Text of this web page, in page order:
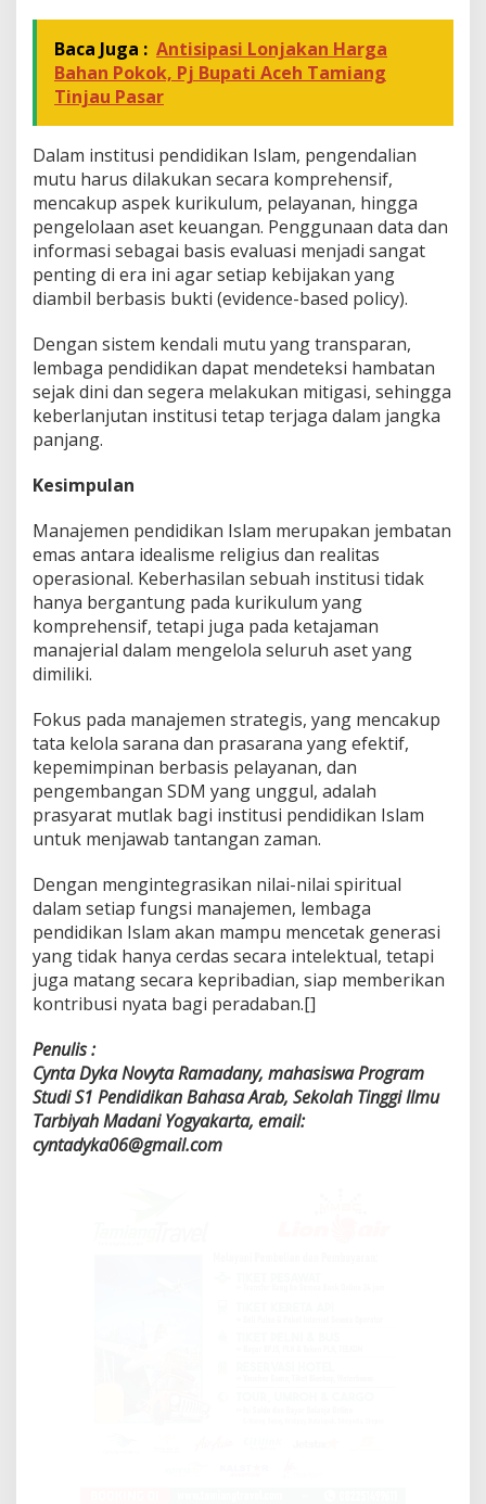
Baca Juga : Antisipasi Lonjakan Harga
Bahan Pokok, Pj Bupati Aceh Tamiang
Tinjau Pasar
Dalam institusi pendidikan Islam, pengendalian
mutu harus dilakukan secara komprehensif,
mencakup aspek kurikulum, pelayanan, hingga
pengelolaan aset keuangan. Penggunaan data dan
informasi sebagai basis evaluasi menjadi sangat
penting di era ini agar setiap kebijakan yang
diambil berbasis bukti (evidence-based policy).
Dengan sistem kendali mutu yang transparan,
lembaga pendidikan dapat mendeteksi hambatan
sejak dini dan segera melakukan mitigasi, sehingga
keberlanjutan institusi tetap terjaga dalam jangka
panjang.
Kesimpulan
Manajemen pendidikan Islam merupakan jembatan
emas antara idealisme religius dan realitas
operasional. Keberhasilan sebuah institusi tidak
hanya bergantung pada kurikulum yang
komprehensif, tetapi juga pada ketajaman
manajerial dalam mengelola seluruh aset yang
dimiliki.
Fokus pada manajemen strategis, yang mencakup
tata kelola sarana dan prasarana yang efektif,
kepemimpinan berbasis pelayanan, dan
pengembangan SDM yang unggul, adalah
prasyarat mutlak bagi institusi pendidikan Islam
untuk menjawab tantangan zaman.
Dengan mengintegrasikan nilai-nilai spiritual
dalam setiap fungsi manajemen, lembaga
pendidikan Islam akan mampu mencetak generasi
yang tidak hanya cerdas secara intelektual, tetapi
juga matang secara kepribadian, siap memberikan
kontribusi nyata bagi peradaban.[]
Penulis :
Cynta Dyka Novyta Ramadany, mahasiswa Program
Studi S1 Pendidikan Bahasa Arab, Sekolah Tinggi Ilmu
Tarbiyah Madani Yogyakarta, email:
cyntadyka06@gmail.com